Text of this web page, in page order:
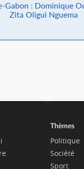
Gabon : Dominique
Zita Oligui Nguema
Thèmes
Politique
Société
Sport